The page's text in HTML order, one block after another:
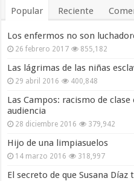
Popular Reciente
Los enfermos no son
26 febrero 2017 855,182
Las lágrimas de las niñas
29 abril 2016 400,848
Las Campos: racismo de
audiencia
28 diciembre 2016 379,942
Hijo de una limpiasuelos
14 marzo 2016 318,997
El secreto de que Susana